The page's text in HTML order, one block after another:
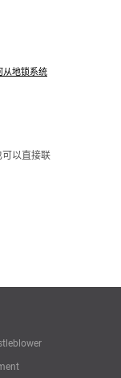
从地锁系统
以直接联